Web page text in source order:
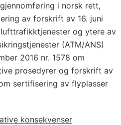
i norsk rett,
av forskrift av 16. juni
og ytere av
(ATM/ANS)
2016 nr. 1578 om
prosedyrer og forskrift av
sertifisering av flyplasser
konsekvenser